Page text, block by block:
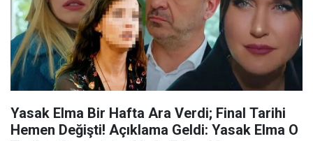
Yasak Elma Bir Hafta Ara Verdi; Final Tarihi
Hemen Değişti! Açıklama Geldi: Yasak Elma O